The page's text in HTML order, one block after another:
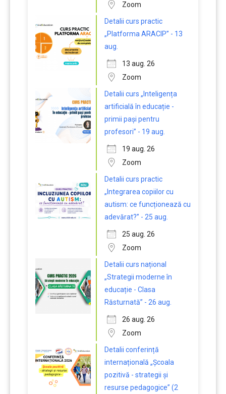
Zoom
Detalii curs practic
„Platforma ARACIP” - 13
aug.
13 aug. 26
Zoom
Detalii curs „Inteligența
artificială în educație -
primii pași pentru
profesori” - 19 aug.
19 aug. 26
Zoom
Detalii curs practic
„Integrarea copiilor cu
autism: ce funcționează cu
adevărat?” - 25 aug.
25 aug. 26
Zoom
Detalii curs național
„Strategii moderne în
educație - Clasa
Răsturnată” - 26 aug.
26 aug. 26
Zoom
Detalii conferință
internațională „Școala
pozitivă - strategii și
resurse pedagogice” (2